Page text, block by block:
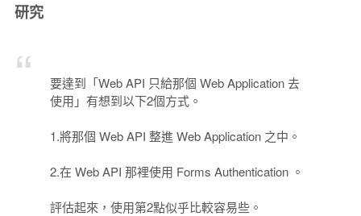
研究
要達到「Web API 只給那個 Web Application 去
使用」有想到以下2個方式。
1.將那個 Web API 整進 Web Application 之中。
2.在 Web API 那裡使用 Forms Authentication 。
評估起來，使用第2點似乎比較容易些。